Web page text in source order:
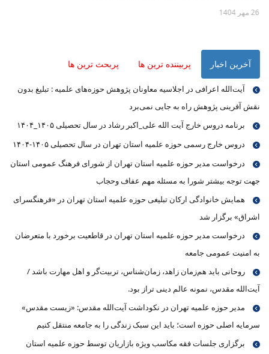
26 مهر 1404
آخرین اخبار پربیننده ترین ها پربحث ترین ها
آیت‌الله اعرافی در اجلاسیه معاونان پژوهش حوزه‌های علمیه : تبلیغ بدون
نقش آفرینی پژوهش راه به جایی نمی‌برد
برنامه دروس خارج آیت الله علی_اکبر رشاد در سال تحصیلی ۱۴۰۵_۱۴۰۴
دروس خارج رسمی حوزه علمیه استان تهران در سال تحصیلی ۱۴۰۵-۱۴۰۴
درخواست مدیر حوزه علمیه استان تهران از شورای فرهنگ عمومی استان
جهت توجه بیشتر شورا به مسئله مهم عفاف وحجاب
همایش خانوادگی ارکان تبلیغی حوزه علمیه استان تهران در «فرهنگسرای
اشراق» برگزار شد
درخواست مدیر حوزه علمیه استان تهران در قاطعیت برخورد با متعرضان
به امنیت عمومی جامعه
روحانی باید هم‌زمان زاهد، زمان‌شناس، تربیت‌گر و اهل مهارت باشد /
آیت‌الله مقدس، نمونه عالم دینی تراز بود.
مدیر حوزه علمیه تهران در نکوداشت آیت‌الله مقدس: «زیست مقدس»
سرمایه اصلی حوزه است؛ باید این سبک زندگی را به جامعه منتقل کنیم
برگزاری جلسات فقه مکاسب ویژه بازاریان توسط حوزه علمیه استان